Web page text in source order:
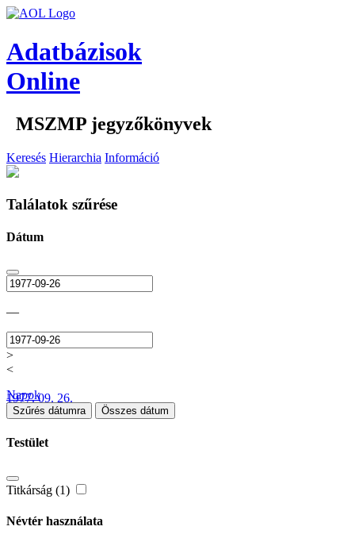
Adatbázisok
Online
MSZMP jegyzőkönyvek
Keresés Hierarchia Információ
Találatok szűrése
Dátum
—
>
<
1977. 09. 26.
Napok
Szűrés dátumra Összes dátum
Testület
Titkárság (1)
Névtér használata